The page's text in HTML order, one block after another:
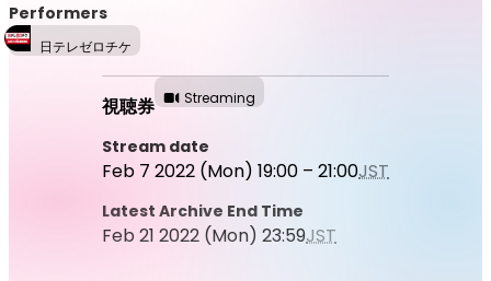
Performers
日テレゼロチケ
視聴券 Streaming
Stream date
Feb 7 2022 (Mon) 19:00 – 21:00JST
Latest Archive End Time
Feb 21 2022 (Mon) 23:59JST